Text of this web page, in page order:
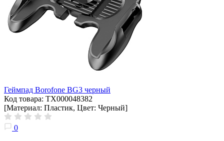
Геймпад Borofone BG3 черный
Код товара: ТХ000048382
[Материал: Пластик, Цвет: Черный]
0